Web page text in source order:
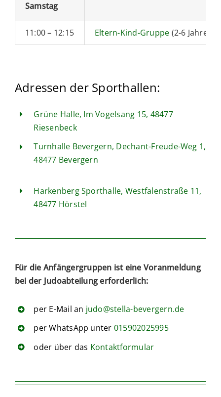
Samstag
11:00 – 12:15 Eltern-Kind-Gruppe (2-6 Jahre)
Adressen der Sporthallen:
Grüne Halle, Im Vogelsang 15, 48477
Riesenbeck
Turnhalle Bevergern, Dechant-Freude-Weg 1,
48477 Bevergern
Harkenberg Sporthalle, Westfalenstraße 11,
48477 Hörstel
Für die Anfängergruppen ist eine Voranmeldung
bei der Judoabteilung erforderlich:
per E-Mail an judo@stella-bevergern.de
per WhatsApp unter 015902025995
oder über das Kontaktformular